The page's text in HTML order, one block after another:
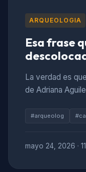
ARQUEOLOGIA
Esa frase
La verdad es
de Adriana
#arqueolog
mayo 24, 2026 ·